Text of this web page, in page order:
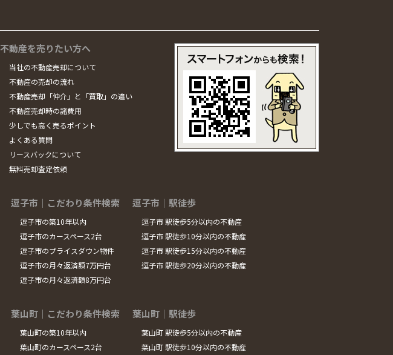
不動産を売りたい方へ
当社の不動産売却について
不動産の売却の流れ
不動産売却「仲介」と「買取」の違い
不動産売却時の諸費用
少しでも高く売るポイント
よくある質問
リースバックについて
無料売却査定依頼
逗子市｜こだわり条件検索
逗子市の築10年以内
逗子市のカースペース2台
逗子市のプライスダウン物件
逗子市の月々返済額7万円台
逗子市の月々返済額8万円台
逗子市｜駅徒歩
逗子市 駅徒歩5分以内の不動産
逗子市 駅徒歩10分以内の不動産
逗子市 駅徒歩15分以内の不動産
逗子市 駅徒歩20分以内の不動産
葉山町｜こだわり条件検索
葉山町の築10年以内
葉山町のカースペース2台
葉山町｜駅徒歩
葉山町 駅徒歩5分以内の不動産
葉山町 駅徒歩10分以内の不動産